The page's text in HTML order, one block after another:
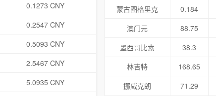
0.1273 CNY
0.2547 CNY
0.5093 CNY
2.5467 CNY
5.0935 CNY
蒙古图格里克
0.184
澳门元
88.75
墨西哥比索
38.3
林吉特
168.65
挪威克朗
71.29